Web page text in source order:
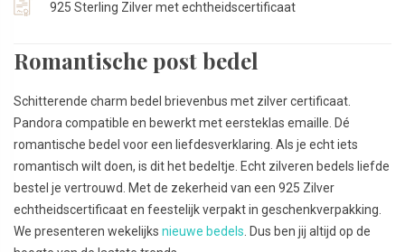
925 Sterling Zilver met echtheidscertificaat
Romantische post bedel
Schitterende charm bedel brievenbus met zilver certificaat.
Pandora compatible en bewerkt met eersteklas emaille. Dé
romantische bedel voor een liefdesverklaring. Als je echt iets
romantisch wilt doen, is dit het bedeltje. Echt zilveren bedels liefde
bestel je vertrouwd. Met de zekerheid van een 925 Zilver
echtheidscertificaat en feestelijk verpakt in geschenkverpakking.
We presenteren wekelijks nieuwe bedels . Dus ben jij altijd op de